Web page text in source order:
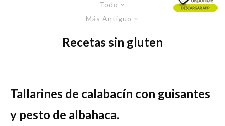
Todo
Más Antiguo
Recetas sin gluten
Tallarines de calabacín con guisantes
y pesto de albahaca.